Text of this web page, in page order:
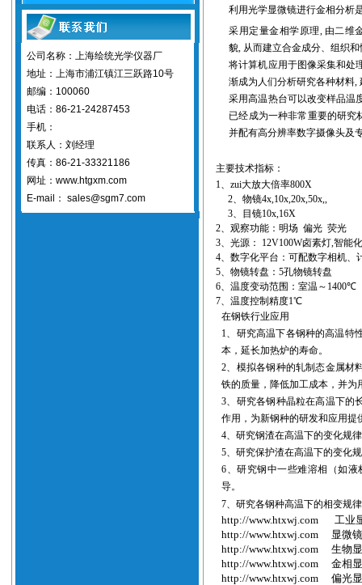
公司名称：上海绘统光学仪器厂
地址：上海市浦江镇江三跃路10号
邮编：100060
电话：86-21-24287453
手机：
联系人：刘经理
传真：86-21-33321186
网址：www.htgxm.com
E-mail： sales@sgm7.com
利用光学显微镜进行金相分析
采用定量金相学原理, 由二维
貌, 从而建立合金成分、组织
将计算机应用于图像采集和处
渐成为人们分析研究各种材料,
采用高温热台可以改变样品温
已经成为一种非常重要的研究
并配有高分辨率数字摄像头及
主要技术指标：
1、zui大放大倍率800X
2、 物镜4x,10x,20x,50x,,
3、 目镜10x,16X
2、观察功能：明场 偏光 荧光
3、光源： 12V100W卤素灯,智能
4、数字化平台：可配数字相机、
5、物镜转盘： 5孔物镜转盘
6、温度变动范围：室温～ 1400℃
7、温度控制精度1℃
在钢铁行业应用
1、研究高温下各钢种的高温特
本，延长加热炉的寿命。
2、模拟各钢种的轧制态金属材
铁的质量，降低加工成本，并
3、研究各钢种晶粒在高温下的
作用，为新钢种的研发和应用提
4、研究钢渣在高温下的变化规
5、研究保护渣在高温下的变化
6、研究钢中一些难溶相（如
导。
7、研究各钢种高温下的相变规
http://www.htxwj.com
工业
http://www.htxwj.com
显微
http://www.htxwj.com
生物
http://www.htxwj.com
金相
http://www.htxwj.com
偏光